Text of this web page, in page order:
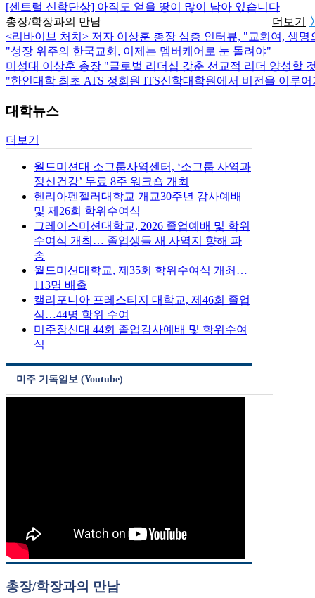
[센트럴 신학단상] 아직도 얻을 땅이 많이 남아 있습니다
총장/학장과의 만남
더보기
<리바이브 처치> 저자 이상훈 총장 심층 인터뷰, "교회여, 생
"성장 위주의 한국교회, 이제는 멤버케어로 눈 돌려야"
미성대 이상훈 총장 "글로벌 리더십 갖춘 선교적 리더 양성할
"한인대학 최초 ATS 정회원 ITS신학대학원에서 비전을 이루
대학뉴스
더보기
월드미션대 소그룹사역센터, ‘소그룹 사역과
정신건강’ 무료 8주 워크숍 개최
헨리아펜젤러대학교 개교30주년 감사예배
및 제26회 학위수여식
그레이스미션대학교, 2026 졸업예배 및 학위
수여식 개최… 졸업생들 새 사역지 향해 파
송
월드미션대학교, 제35회 학위수여식 개최…
113명 배출
캘리포니아 프레스티지 대학교, 제46회 졸업
식…44명 학위 수여
미주장신대 44회 졸업감사예배 및 학위수여
식
미주 기독일보 (Youtube)
총장/학장과의 만남